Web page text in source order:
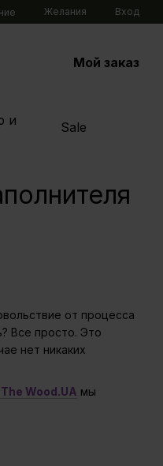
Желания Вход
Мой заказ
и
Sale
от процесса
Все просто. Это
нет никаких
Wood.UA мы